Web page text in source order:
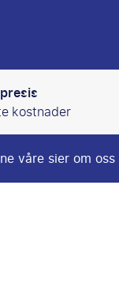
kostnader
våre sier om oss